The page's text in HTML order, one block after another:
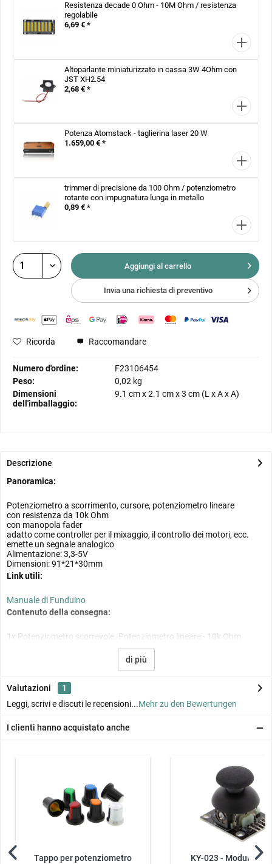
Resistenza decade 0 Ohm - 10M Ohm / resistenza
regolabile
6,69 € *
Altoparlante miniaturizzato in cassa 3W 4Ohm con
JST XH2.54
2,68 € *
Potenza Atomstack - taglierina laser 20 W
1.659,00 € *
trimmer di precisione da 100 Ohm / potenziometro
rotante con impugnatura lunga in metallo
0,89 € *
Aggiungi al carrello
Invia una richiesta di preventivo
Ricorda Raccomandare
Numero d'ordine:
F23106454
Peso:
0,02 kg
Dimensioni
dell'imballaggio:
9.1 cmx2.1 cmx3 cm (L x A x A)
Descrizione
Panoramica:
Potenziometro a scorrimento, cursore, potenziometro lineare
con resistenza da 10k Ohm
con manopola fader
adatto come controller per il mixaggio, il controllo dei motori, ecc.
emette un segnale analogico
Alimentazione: 3,3-5V
Dimensioni: 91*21*30mm
Link utili:
Manuale di Funduino
Contenuto della consegna:
1x Potenziometro scorrevole. Potenziometro lineare - 10k Ohm
di più
Valutazioni
1
Leggi, scrivi e discuti le recensioni...Mehr zu den Bewertungen
I clienti hanno acquistato anche
Tappo per potenziometro
KY-023 - Modulo